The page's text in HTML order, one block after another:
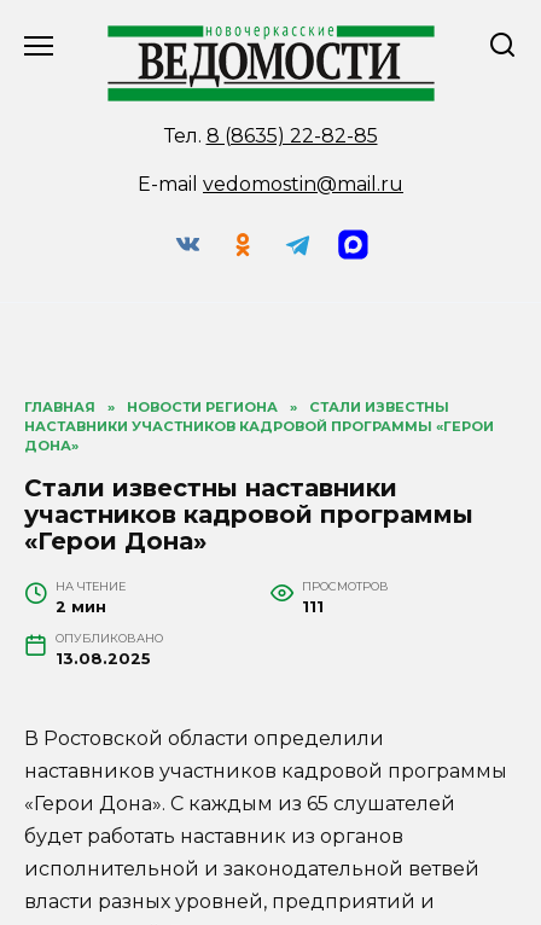
Тел. 8 (8635) 22-82-85
E-mail vedomostin@mail.ru
ГЛАВНАЯ » НОВОСТИ РЕГИОНА »
СТАЛИ ИЗВЕСТНЫ
НАСТАВНИКИ УЧАСТНИКОВ КАДРОВОЙ ПРОГРАММЫ «ГЕРОИ
ДОНА»
Стали известны наставники
участников кадровой программы
«Герои Дона»
НА ЧТЕНИЕ
2 мин
ПРОСМОТРОВ
111
ОПУБЛИКОВАНО
13.08.2025
В Ростовской области определили
наставников участников кадровой программы
«Герои Дона». С каждым из 65 слушателей
будет работать наставник из органов
исполнительной и законодательной ветвей
власти разных уровней, предприятий и